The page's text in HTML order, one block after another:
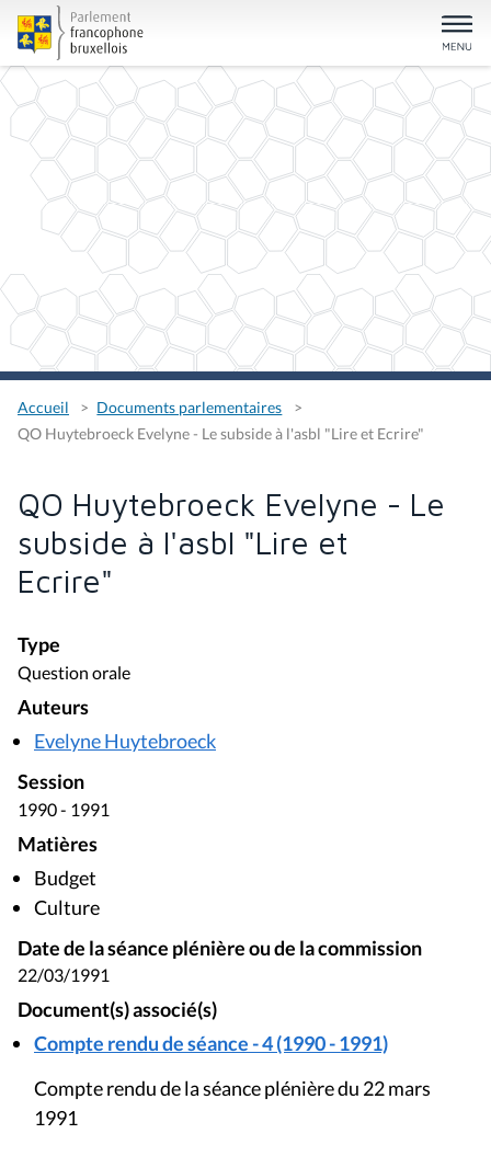
Accueil
Documents parlementaires
QO Huytebroeck Evelyne - Le subside à l'asbl "Lire et Ecrire"
QO Huytebroeck Evelyne - Le
subside à l'asbl "Lire et
Ecrire"
Type
Question orale
Auteurs
Evelyne Huytebroeck
Session
1990 - 1991
Matières
Budget
Culture
Date de la séance plénière ou de la commission
22/03/1991
Document(s) associé(s)
Compte rendu de séance - 4 (1990 - 1991)
Compte rendu de la séance plénière du 22 mars
1991